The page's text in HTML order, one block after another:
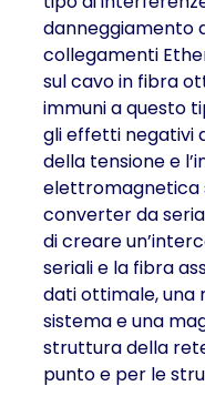
danneggiamento
collegamenti
sul cavo in fibra
immuni a questo
gli effetti negativi
della tensione e
elettromagnetica
converter da
di creare
seriali e la fibra
dati ottimale, una
sistema e una
struttura della
punto e per le